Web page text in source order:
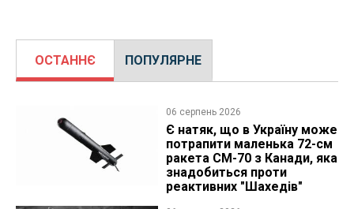
ОСТАННЄ ПОПУЛЯРНЕ
06 серпень 2026
Є натяк, що в Україну може
потрапити маленька 72-см
ракета CM-70 з Канади, яка
знадобиться проти
реактивних "Шахедів"